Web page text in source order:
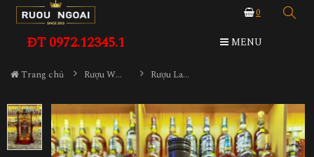
0
ĐT 0972.12345.1 MENU
Trang chủ Rượu Whisky Rượu Label 5 - 2000ml Kệ Gỗ